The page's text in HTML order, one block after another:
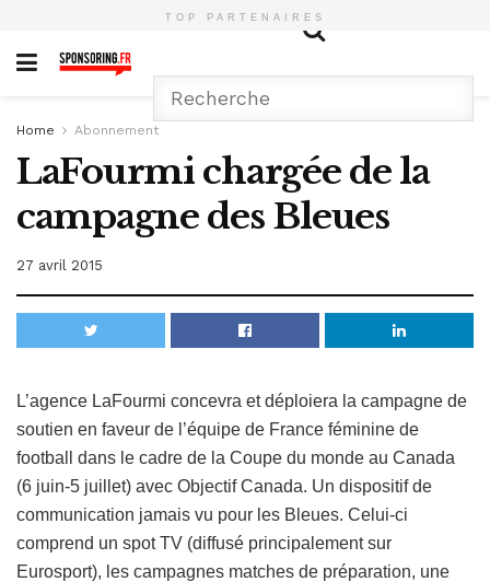
TOP PARTENAIRES
Home Abonnement
LaFourmi chargée de la
campagne des Bleues
27 avril 2015
L’agence LaFourmi concevra et déploiera la campagne de
soutien en faveur de l’équipe de France féminine de
football dans le cadre de la Coupe du monde au Canada
(6 juin-5 juillet) avec Objectif Canada. Un dispositif de
communication jamais vu pour les Bleues. Celui-ci
comprend un spot TV (diffusé principalement sur
Eurosport), les campagnes matches de préparation, une